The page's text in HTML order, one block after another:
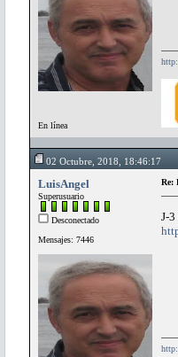
En línea
02 Octubre, 2018, 18:46:17
LuisAngel
Superusuario
Desconectado
Mensajes: 7446
Re:
J-3